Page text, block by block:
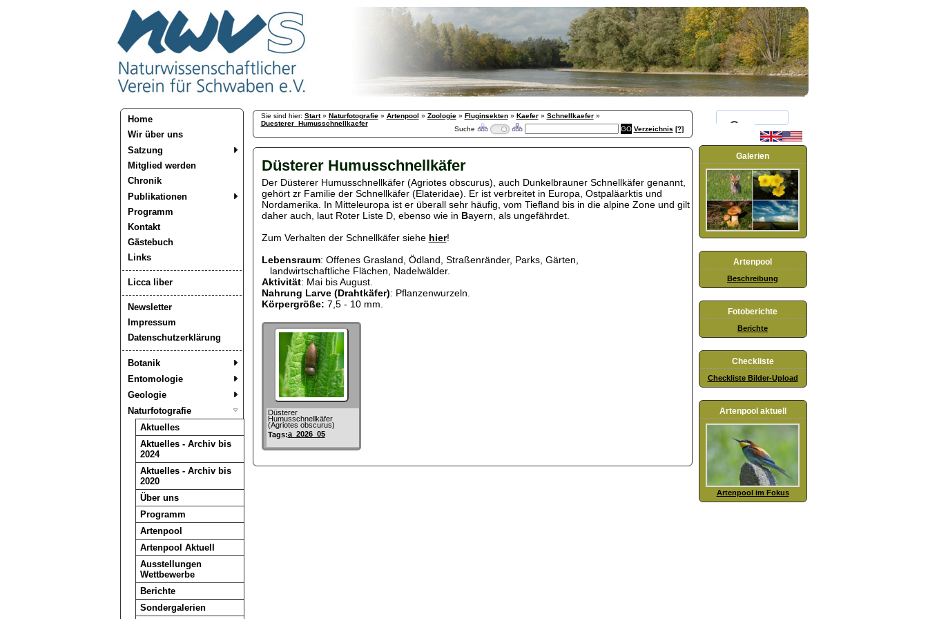
Home
Wir über uns
Satzung
Mitglied werden
Chronik
Publikationen
Programm
Kontakt
Gästebuch
Links
Licca liber
Newsletter
Impressum
Datenschutzerklärung
Botanik
Entomologie
Geologie
Naturfotografie
Aktuelles
Aktuelles - Archiv bis
2024
Aktuelles - Archiv bis
2020
Über uns
Programm
Artenpool
Artenpool Aktuell
Ausstellungen
Wettbewerbe
Berichte
Sondergalerien
Sie sind hier: Start» Naturfotografie» Artenpool » Zoologie» Fluginsekten» Kaefer» Schnellkaefer»
Duesterer_Humusschnellkaefer
Suche Verzeichnis [?]
Düsterer Humusschnellkäfer
Der Düsterer Humusschnellkäfer (Agriotes obscurus), auch Dunkelbrauner Schnellkäfer genannt,
gehört zr Familie der Schnellkäfer (Elateridae). Er ist verbreitet in Europa, Ostpaläarktis und
Nordamerika. In Mitteleuropa ist er überall sehr häufig, vom Tiefland bis in die alpine Zone und gilt
daher auch, laut Roter Liste D, ebenso wie in Bayern, als ungefährdet.
Zum Verhalten der Schnellkäfer siehe hier!
Lebensraum: Offenes Grasland, Ödland, Straßenränder, Parks, Gärten,
landwirtschaftliche Flächen, Nadelwälder.
Aktivität: Mai bis August.
Nahrung Larve (Drahtkäfer): Pflanzenwurzeln.
Körpergröße: 7,5 - 10 mm.
Düsterer
Humusschnellkäfer
(Agriotes obscurus)
Tags:a_2026_05
Galerien
Artenpool
Beschreibung
Fotoberichte
Berichte
Checkliste
Checkliste Bilder-Upload
Artenpool aktuell
Artenpool im Fokus